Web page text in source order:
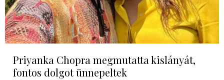
Priyanka Chopra megmutatta kislányát,
fontos dolgot ünnepeltek